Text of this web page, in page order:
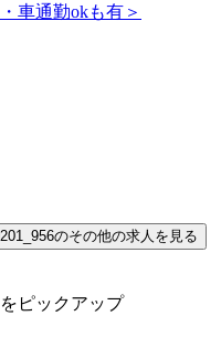
車通勤okも有＞
のその他の求人を見る
ピックアップ